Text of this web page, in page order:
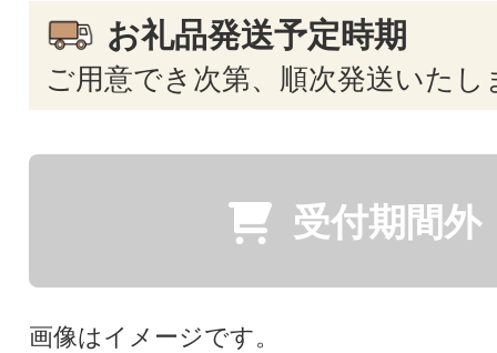
お礼品発送予定時期
ご用意でき次第、順次発送いたし
受付期間外
画像はイメージです。